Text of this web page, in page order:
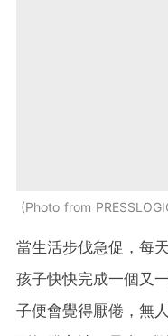
Photo from
當生活步伐急促，每
孩子快快完成一個又
子便會覺得厭倦，無